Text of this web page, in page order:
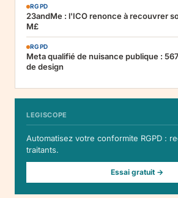
RGPD
23andMe : l'ICO renonce à recouvrer
M£
RGPD
Meta qualifié de nuisance publique :
de design
LEGISCOPE
Automatisez votre conformite RGPD :
traitants.
Essai gratuit →